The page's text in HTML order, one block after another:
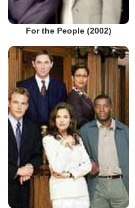
For the People (2002)